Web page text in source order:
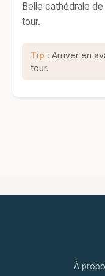
Belle cathédrale
tour.
Tip : Arriver en
tour.
À